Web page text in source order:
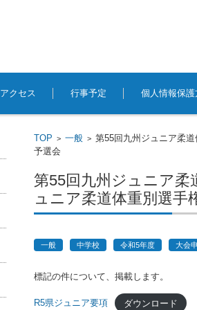
アクセス 行事予定 個人情報保護
TOP >一般 >第55回九州ジュニア柔
予選会
第55回九州ジュニア柔
ュニア柔道体重別選手
一般 中学校 令和5年度 大会
標記の件について、掲載します。
R5県ジュニア要項 ダウンロード